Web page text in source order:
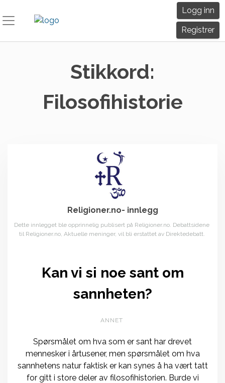
to
Logg inn
Registrer
Stikkord:
Filosofihistorie
Religioner.no- innlegg
Dette innlegget ble opprinnelig publisert på Religioner.no. Debattsidene
til Religioner.no, Aktuelle meninger, vil bli erstattet av Direktedebatt.
Kan vi si noe sant om
sannheten?
ANNET
Spørsmålet om hva som er sant har drevet
mennesker i årtusener, men spørsmålet om hva
sannhetens natur faktisk er kan synes å ha vært tatt
for gitt i store deler av filosofihistorien. Burde vi